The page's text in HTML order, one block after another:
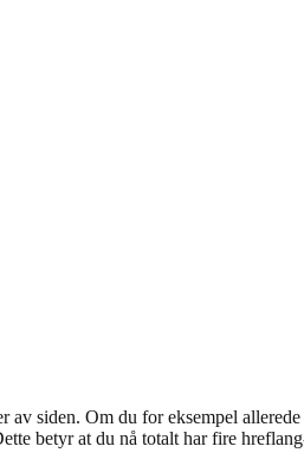
siden. Om du for eksempel
betyr at du nå totalt har fire